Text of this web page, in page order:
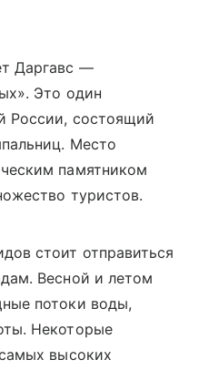
Даргавс —
Это один
России, состоящий
Место
памятником
туристов.
стоит отправиться
Весной и летом
потоки воды,
Некоторые
высоких